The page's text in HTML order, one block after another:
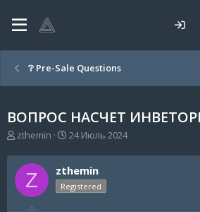
❔ Pre-Sale Questions
ВОПРОС НАСЧЕТ
А
т
о
р
т
zthemin
Д
т
а
н
24 Июль 2024
Z zthemin
Registered